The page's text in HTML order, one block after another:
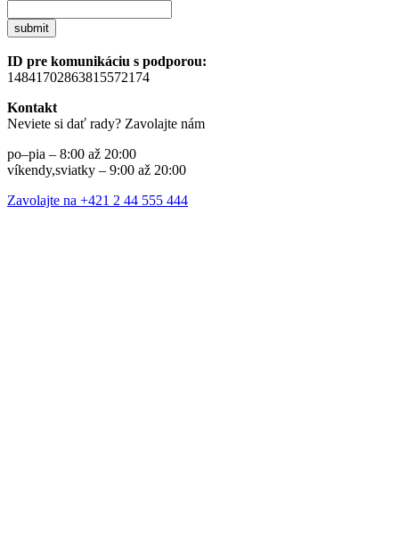
submit
ID pre komunikáciu s podporou:
14841702863815572174
Kontakt
Neviete si dať rady? Zavolajte nám
po–pia – 8:00 až 20:00
víkendy,sviatky – 9:00 až 20:00
Zavolajte na +421 2 44 555 444